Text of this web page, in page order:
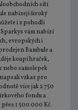
sítí
nabízejí široký
i z pohodlí
vám nabízí
evropských i
Bambule a
koupí hraček,
nebo samolepek
vzkaz pro
více jak 2 750
fondu a
1 500 000 Kč.